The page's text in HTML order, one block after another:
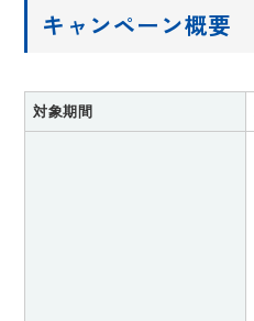
キャンペーン概要
対象期間